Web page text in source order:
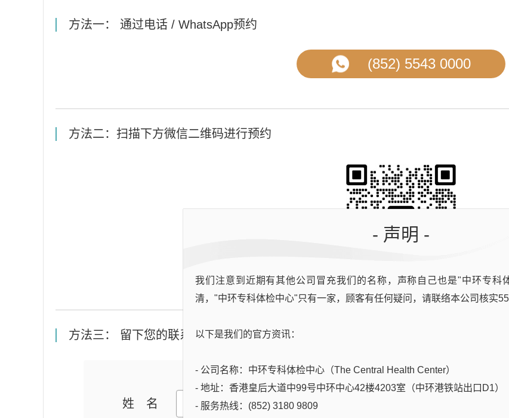
方法一： 通过电话 / WhatsApp预约
(852) 5543 0000
方法二：扫描下方微信二维码进行预约
方法三： 留下您的联系方式，专人与您电话联系
姓名
- 声明 -
我们注意到近期有其他公司冒充我们的名称，声称自己也是"中环专科
清，"中环专科体检中心"只有一家，顾客有任何疑问，请联络本公司核实
以下是我们的官方资讯：
- 公司名称：中环专科体检中心（The Central Health Center）
- 地址：香港皇后大道中99号中环中心42楼4203室（中环港铁站出口D1）
- 服务热线：(852) 3180 9809